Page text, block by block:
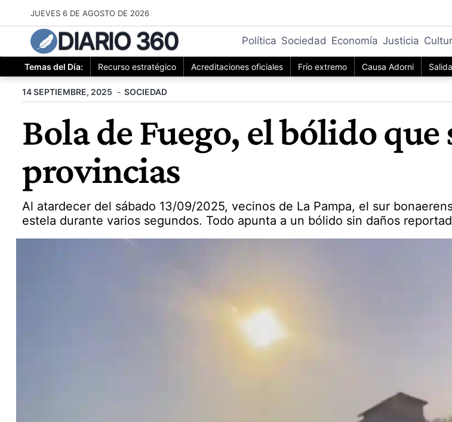
al
contenido
JUEVES 6 DE AGOSTO DE 2026
DIARIO 360 Política Sociedad Economía Justicia
Temas del Día: Recurso estratégico Acreditaciones oficiales Frío extremo Causa Adorni
14 SEPTIEMBRE, 2025 SOCIEDAD
Bola de Fuego, el bólido
provincias
Al atardecer del sábado 13/09/2025, vecinos de La Pampa, el sur
estela durante varios segundos. Todo apunta a un bólido sin daños